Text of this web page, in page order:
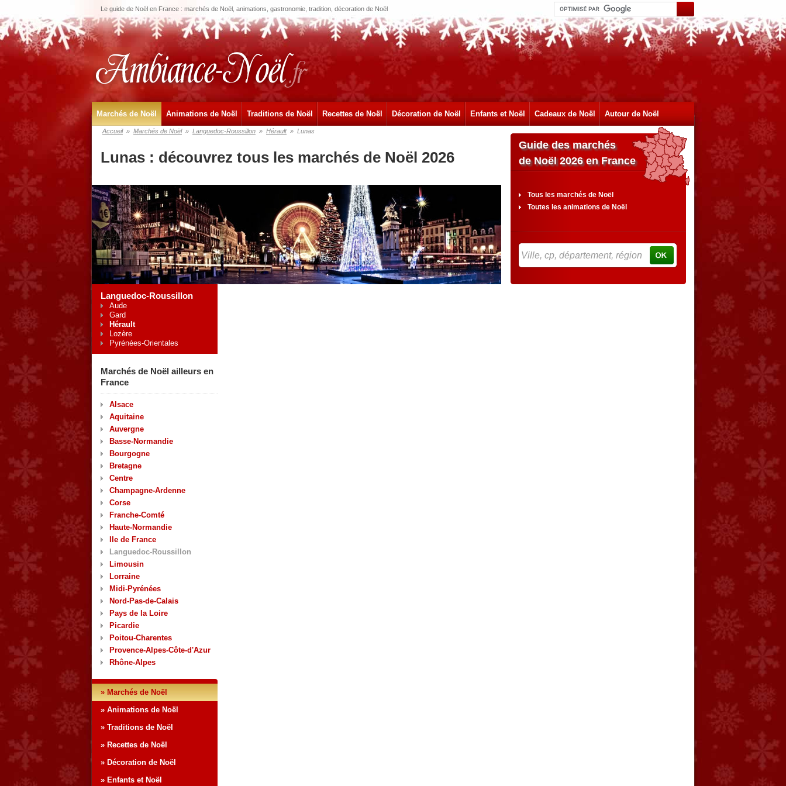
Le guide de Noël en France : marchés de Noël, animations, gastronomie, tradition, décoration de Noël
Marchés de Noël Animations de Noël Traditions de Noël Recettes de Noël Décoration de Noël Enfants et Noël Cadeaux de Noël Autour de Noël
Accueil » Marchés de Noël » Languedoc-Roussillon » Hérault » Lunas
Lunas : découvrez tous les marchés de Noël 2026
Languedoc-Roussillon
Aude
Gard
Hérault
Lozère
Pyrénées-Orientales
Marchés de Noël ailleurs en
France
Alsace
Aquitaine
Auvergne
Basse-Normandie
Bourgogne
Bretagne
Centre
Champagne-Ardenne
Corse
Franche-Comté
Haute-Normandie
Ile de France
Languedoc-Roussillon
Limousin
Lorraine
Midi-Pyrénées
Nord-Pas-de-Calais
Pays de la Loire
Picardie
Poitou-Charentes
Provence-Alpes-Côte-d'Azur
Rhône-Alpes
» Marchés de Noël
» Animations de Noël
» Traditions de Noël
» Recettes de Noël
» Décoration de Noël
» Enfants et Noël
Guide des marchés
de Noël 2026 en France
Tous les marchés de Noël
Toutes les animations de Noël